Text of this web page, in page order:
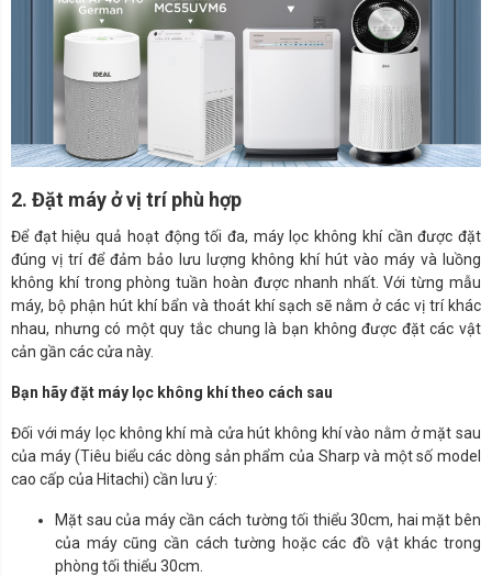
2. Đặt máy ở vị trí phù hợp
Để đạt hiệu quả hoạt động tối đa, máy lọc không khí cần được đặt
đúng vị trí để đảm bảo lưu lượng không khí hút vào máy và luồng
không khí trong phòng tuần hoàn được nhanh nhất.Với từng mẫu
máy, bộ phận hút khí bẩn và thoát khí sạch sẽ nằm ở các vị trí khác
nhau, nhưng có một quy tắc chung là bạn không được đặt các vật
cản gần các cửa này.
Bạn hãy đặt máy lọc không khí theo cách sau
Đối với máy lọc không khí mà cửa hút không khí vào nằm ở mặt sau
của máy (Tiêu biểu các dòng sản phẩm của Sharp và một số model
cao cấp của Hitachi) cần lưu ý:
Mặt sau của máy cần cách tường tối thiểu 30cm, hai mặt bên
của máy cũng cần cách tường hoặc các đồ vật khác trong
phòng tối thiểu 30cm.